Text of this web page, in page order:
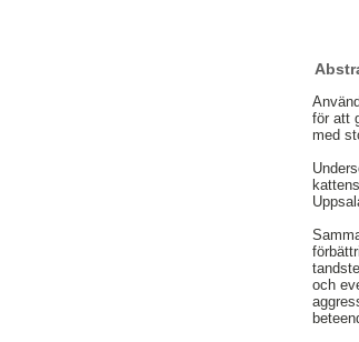
för att
med
och